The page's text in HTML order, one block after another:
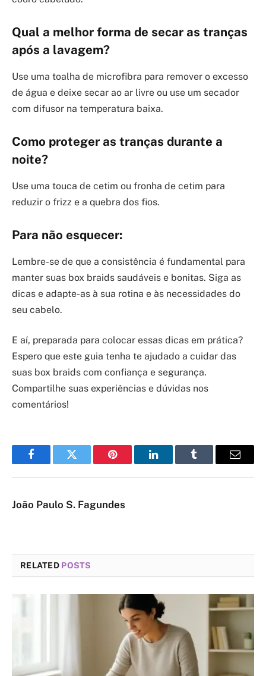
Qual a melhor forma de secar as tranças
após a lavagem?
Use uma toalha de microfibra para remover o excesso
de água e deixe secar ao ar livre ou use um secador
com difusor na temperatura baixa.
Como proteger as tranças durante a
noite?
Use uma touca de cetim ou fronha de cetim para
reduzir o frizz e a quebra dos fios.
Para não esquecer:
Lembre-se de que a consistência é fundamental para
manter suas box braids saudáveis e bonitas. Siga as
dicas e adapte-as à sua rotina e às necessidades do
seu cabelo.
E aí, preparada para colocar essas dicas em prática?
Espero que este guia tenha te ajudado a cuidar das
suas box braids com confiança e segurança.
Compartilhe suas experiências e dúvidas nos
comentários!
FacebookTwitter Pinterest LinkedInTumblr Email
João Paulo S. Fagundes
RELATED POSTS